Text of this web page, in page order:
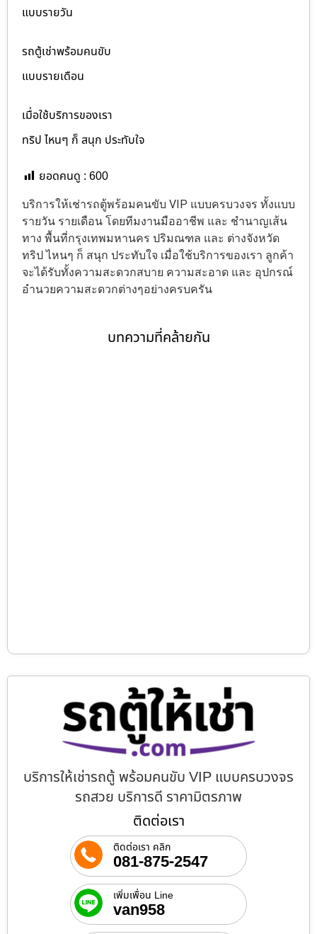
แบบรายวัน
รถตู้เช่าพร้อมคนขับ
แบบรายเดือน
เมื่อใช้บริการของเรา
ทริป ไหนๆ ก็ สนุก ประทับใจ
ยอดคนดู : 600
บริการให้เช่ารถตู้พร้อมคนขับ VIP แบบครบวงจร ทั้งแบบ
รายวัน รายเดือน โดยทีมงานมืออาชีพ และ ชำนาญเส้น
ทาง พื้นที่กรุงเทพมหานคร ปริมณฑล และ ต่างจังหวัด
ทริป ไหนๆ ก็ สนุก ประทับใจ เมื่อใช้บริการของเรา ลูกค้า
จะได้รับทั้งความสะดวกสบาย ความสะอาด และ อุปกรณ์
อำนวยความสะดวกต่างๆอย่างครบครัน
บทความที่คล้ายกัน
บริการให้เช่ารถตู้ พร้อมคนขับ VIP แบบครบวงจร
รถสวย บริการดี ราคามิตรภาพ
ติดต่อเรา
ติดต่อเรา คลิก
081-875-2547
เพิ่มเพื่อน Line
van958